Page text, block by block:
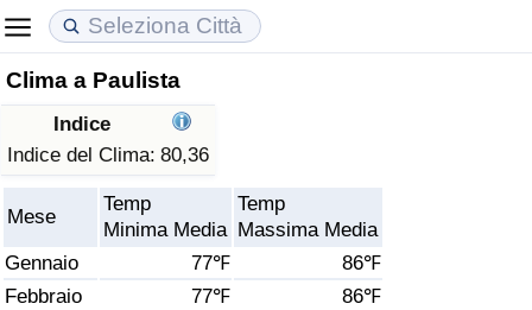
Clima a Paulista
Indice
Indice del Clima: 80,36
Mese
Temp
Minima Media
Temp
Massima Media
Gennaio
77℉
86℉
Febbraio
77℉
86℉
Costo della vita
Indice Del Costo Della Vita (corrente)
Indice Del Costo Della Vita
Indice del Costo della Vita per Nazione
Prezzi degli immobili
Indice del Prezzo delle Case (Corrente)
Indice del Prezzo delle Case
Indice del Prezzo delle Case per Nazione
Qualità della Vita
Indice della Qualità della Vita
Indice della Qualità della Vita (Corrente)
Indice della qualità della vita per Paese